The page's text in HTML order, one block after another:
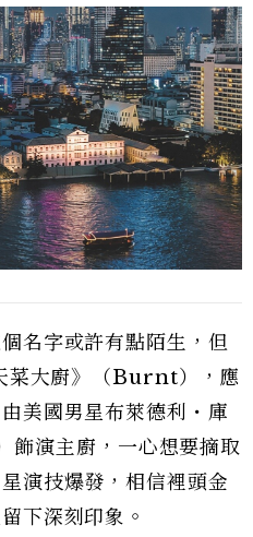
名字或許有點陌生，但
菜大廚》（Burnt），應
美國男星布萊德利・庫
演主廚，一心想要摘取
演技爆發，相信裡頭金
下深刻印象。